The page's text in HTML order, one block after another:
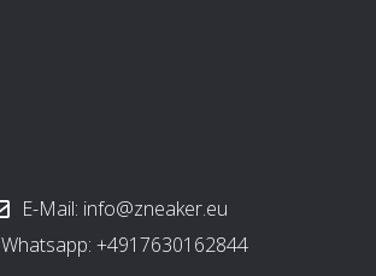
E-Mail: info@zneaker.eu
Whatsapp: +4917630162844